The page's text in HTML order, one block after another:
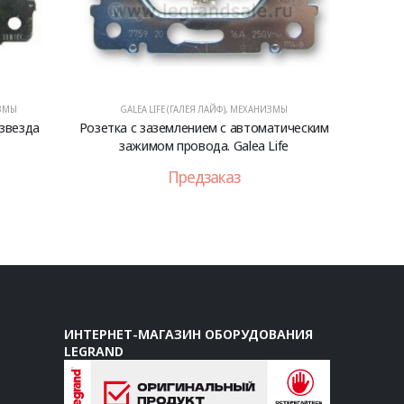
GALEA LIFE (ГАЛЕЯ ЛАЙФ), МЕХАНИЗМЫ
Розетка с заземлением с автоматическим
зажимом провода. Galea Life
Предзаказ
ИНТЕРНЕТ-МАГАЗИН ОБОРУДОВАНИЯ
LEGRAND